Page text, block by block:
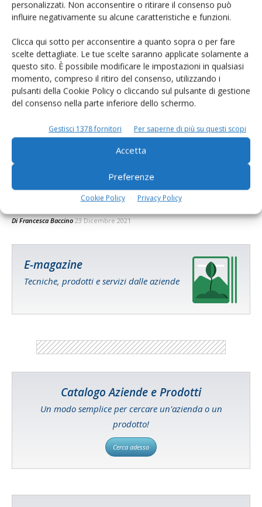
personalizzati. Non acconsentire o ritirare il consenso può
influire negativamente su alcune caratteristiche e funzioni.
Clicca qui sotto per acconsentire a quanto sopra o per fare
scelte dettagliate. Le tue scelte saranno applicate solamente a
questo sito. È possibile modificare le impostazioni in qualsiasi
momento, compreso il ritiro del consenso, utilizzando i
pulsanti della Cookie Policy o cliccando sul pulsante di gestione
del consenso nella parte inferiore dello schermo.
Gestisci 1378 fornitori Per saperne di più su questi scopi
Accetta
Preferenze
Cookie Policy Privacy Policy
Emergenza influenza aviaria, banche in
soccorso degli allevamenti
Influenza aviaria: ok dal Mipaaf e dal
Minsal agli indennizzi dei...
DiFrancesca Baccino 23 Dicembre 2021
E-magazine
Tecniche, prodotti e servizi dalle aziende
Catalogo Aziende e Prodotti
Un modo semplice per cercare un'azienda o un
prodotto!
Cerca adesso